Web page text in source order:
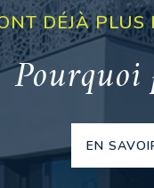
DÉJÀ
Pourquoi
EN